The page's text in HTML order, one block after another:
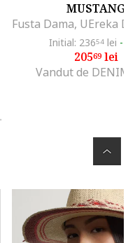
MUSTANG
Initial: 23654 lei -
20569lei
Vandut de